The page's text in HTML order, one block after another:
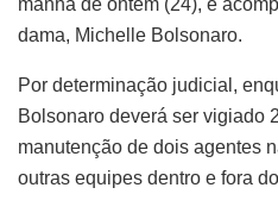
manhã de ontem (24), e
dama, Michelle Bolsonaro.
Por determinação judicial,
Bolsonaro deverá ser vigiado
manutenção de dois agentes
outras equipes dentro e fora